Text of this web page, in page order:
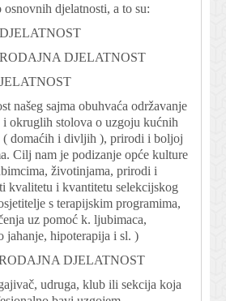
djelatnosti, a to su:
DJELATNOST
našeg sajma obuhvaća održavanje
i okruglih stolova o uzgoju kućnih
( domaćih i divljih ), prirodi i boljoj
Cilj nam je podizanje opće kulture
životinjama, prirodi i
kvalitetu i kvantitetu selekcijskog
s terapijskim programima,
uz pomoć k. ljubimaca,
jahanje, hipoterapija i sl. )
DJELATNOST
udruga, klub ili sekcija koja